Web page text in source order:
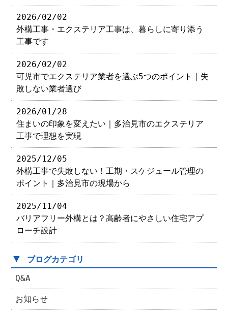
2026/02/02
外構工事・エクステリア工事は、暮らしに寄り添う
工事です
2026/02/02
可児市でエクステリア業者を選ぶ5つのポイント｜失
敗しない業者選び
2026/01/28
住まいの印象を変えたい｜多治見市のエクステリア
工事で理想を実現
2025/12/05
外構工事で失敗しない！工期・スケジュール管理の
ポイント｜多治見市の現場から
2025/11/04
バリアフリー外構とは？高齢者にやさしい住宅アプ
ローチ設計
▼ ブログカテゴリ
Q&A
お知らせ